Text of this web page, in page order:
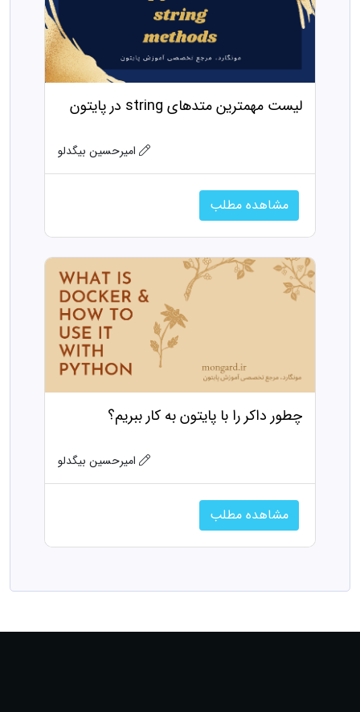
لیست مهمترین متدهای string در پایتون
امیرحسین بیگدلو
مشاهده مطلب
چطور داکر را با پایتون به کار ببریم؟
امیرحسین بیگدلو
مشاهده مطلب